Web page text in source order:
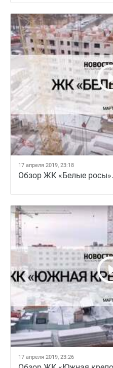
17 апреля 2019, 23:18
Обзор ЖК «Белые
17 апреля 2019, 23:26